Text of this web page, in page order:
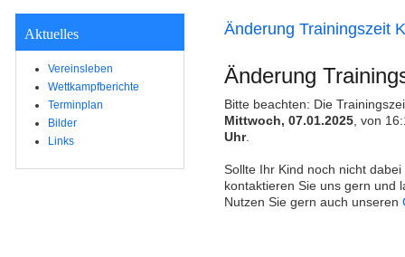
Aktuelles
Vereinsleben
Wettkampfberichte
Terminplan
Bilder
Links
Änderung Trainingszeit
Änderung
Bitte beachten: Die
Mittwoch, 07.01.2025, von
Uhr.
Sollte Ihr Kind noch nicht
kontaktieren Sie uns gern und
Nutzen Sie gern auch unseren